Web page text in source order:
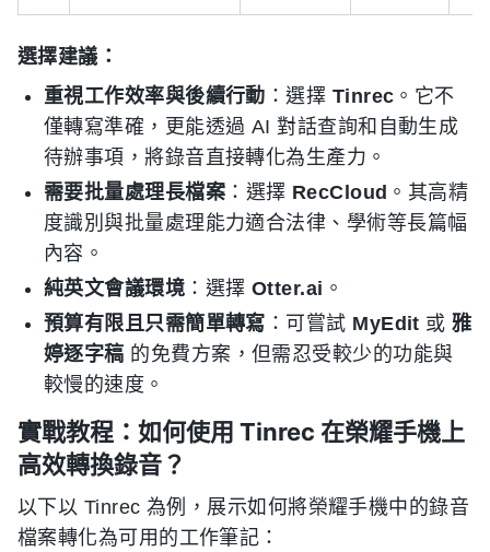
選擇建議：
重視工作效率與後續行動 ：選擇 Tinrec 。它不
僅轉寫準確，更能透過 AI 對話查詢和自動生成
待辦事項，將錄音直接轉化為生產力。
需要批量處理長檔案 ：選擇 RecCloud 。其高精
度識別與批量處理能力適合法律、學術等長篇幅
內容。
純英文會議環境 ：選擇 Otter.ai 。
預算有限且只需簡單轉寫 ：可嘗試 MyEdit 或雅
婷逐字稿 的免費方案，但需忍受較少的功能與
較慢的速度。
實戰教程：如何使用 Tinrec 在榮耀手機上
高效轉換錄音？
以下以 Tinrec 為例，展示如何將榮耀手機中的錄音
檔案轉化為可用的工作筆記：